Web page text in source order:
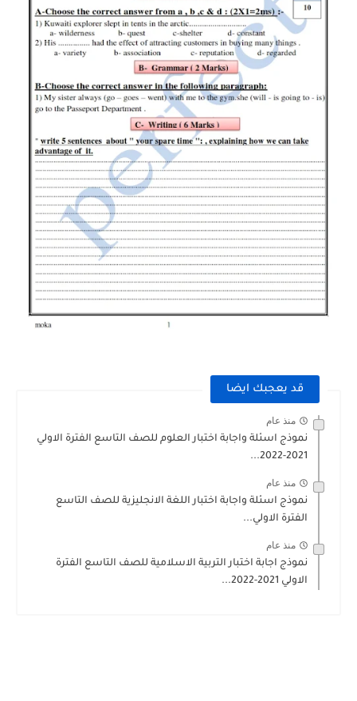
قد يعجبك ايضا
منذ عام
نموذج اسئلة واجابة اختبار العلوم للصف التاسع الفترة الاولي
2021-2022...
منذ عام
نموذج اسئلة واجابة اختبار اللغة الانجليزية للصف التاسع
الفترة الاولي...
منذ عام
نموذج اجابة اختبار التربية الاسلامية للصف التاسع الفترة
الاولي 2021-2022...